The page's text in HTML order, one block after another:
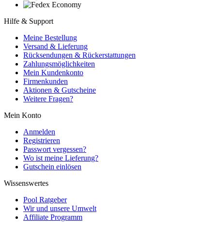
Hilfe & Support
Meine Bestellung
Versand & Lieferung
Rücksendungen & Rückerstattungen
Zahlungsmöglichkeiten
Mein Kundenkonto
Firmenkunden
Aktionen & Gutscheine
Weitere Fragen?
Mein Konto
Anmelden
Registrieren
Passwort vergessen?
Wo ist meine Lieferung?
Gutschein einlösen
Wissenswertes
Pool Ratgeber
Wir und unsere Umwelt
Affiliate Programm